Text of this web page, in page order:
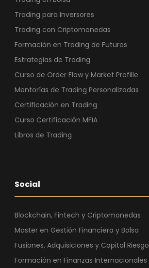
Trading para Inversores
Trading con Criptomonedas
Formación en Trading de Futuros
Estrategias de Trading
Curso de Order Flow y Market Profille
Mentorías de Trading Personalizadas
Certificación en Trading
Curso Certificación MFIA
Libros de Trading
Social
Blockchain, Fintech y Criptomonedas
Master en Gestión Financiera y Bolsa
Fusiones, Adquisiciones y Capital Riesgo
Formación en Finanzas Internacionales